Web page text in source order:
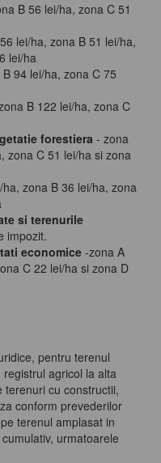
B 56 lei/ha, zona C 51
lei/ha, zona B 51 lei/ha,
lei/ha
94 lei/ha, zona C 75
B 122 lei/ha, zona C
forestiera - zona
zona C 51 lei/ha si zona
zona B 36 lei/ha, zona
si terenurile
impozit.
economice -zona A
C 22 lei/ha si zona D
pentru terenul
agricol la alta
cu constructii,
conform prevederilor
terenul amplasat in
urmatoarele